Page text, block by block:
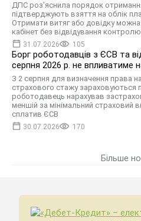
ДПС роз'яснила порядок
підтверджують взяття на облік
Отримати витяг або довідку
кабінет без відвідування
31.07.2026 105
Борг роботодавців з ЄСВ та
серпня 2026 р. не впливатиме
З 2 серпня для визначення права
страхового стажу зараховуються
роботодавець нарахував
меншій за мінімальний страховий
сплатив ЄСВ
30.07.2026 170
Більше